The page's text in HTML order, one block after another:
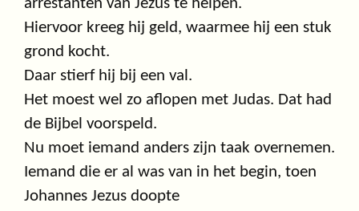
arrestanten van Jezus te helpen.
Hiervoor kreeg hij geld, waarmee hij een stuk
grond kocht.
Daar stierf hij bij een val.
Het moest wel zo aflopen met Judas. Dat had
de Bijbel voorspeld.
Nu moet iemand anders zijn taak overnemen.
Iemand die er al was van in het begin, toen
Johannes Jezus doopte